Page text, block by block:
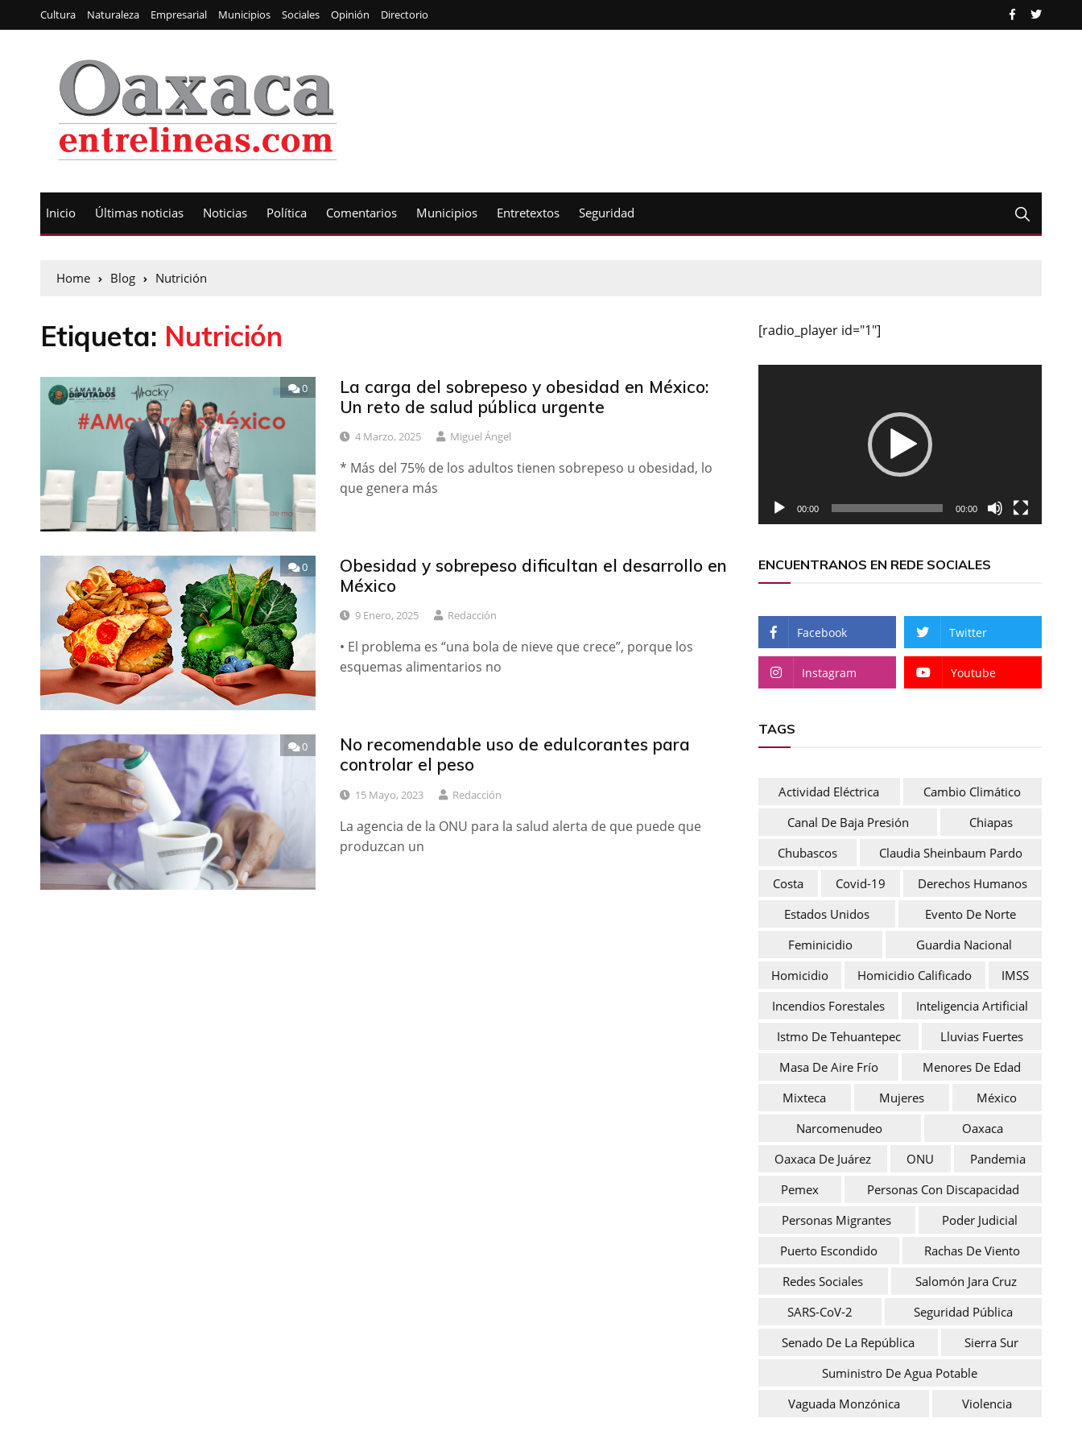
Cultura Naturaleza Empresarial Municipios Sociales Opinión Directorio
Inicio Últimas noticias Noticias Política Comentarios Municipios Entretextos Seguridad
Home Blog Nutrición
Etiqueta: Nutrición
0
La carga del sobrepeso y obesidad en México:
Un reto de salud pública urgente
4 Marzo, 2025 Miguel Ángel
* Más del 75% de los adultos tienen sobrepeso u obesidad, lo
que genera más
0
Obesidad y sobrepeso dificultan el desarrollo en
México
9 Enero, 2025 Redacción
• El problema es “una bola de nieve que crece”, porque los
esquemas alimentarios no
0
No recomendable uso de edulcorantes para
controlar el peso
15 Mayo, 2023 Redacción
La agencia de la ONU para la salud alerta de que puede que
produzcan un
[radio_player id="1"]
00:00 00:00
ENCUENTRANOS EN REDE SOCIALES
Facebook Twitter
Instagram Youtube
TAGS
Actividad Eléctrica
Cambio Climático
Canal De Baja Presión
Chiapas
Chubascos
Claudia Sheinbaum Pardo
Costa
Covid-19
Derechos Humanos
Estados Unidos
Evento De Norte
Feminicidio
Guardia Nacional
Homicidio
Homicidio Calificado
IMSS
Incendios Forestales
Inteligencia Artificial
Istmo De Tehuantepec
Lluvias Fuertes
Masa De Aire Frío
Menores De Edad
Mixteca
Mujeres
México
Narcomenudeo
Oaxaca
Oaxaca De Juárez
ONU
Pandemia
Pemex
Personas Con Discapacidad
Personas Migrantes
Poder Judicial
Puerto Escondido
Rachas De Viento
Redes Sociales
Salomón Jara Cruz
SARS-CoV-2
Seguridad Pública
Senado De La República
Sierra Sur
Suministro De Agua Potable
Vaguada Monzónica
Violencia